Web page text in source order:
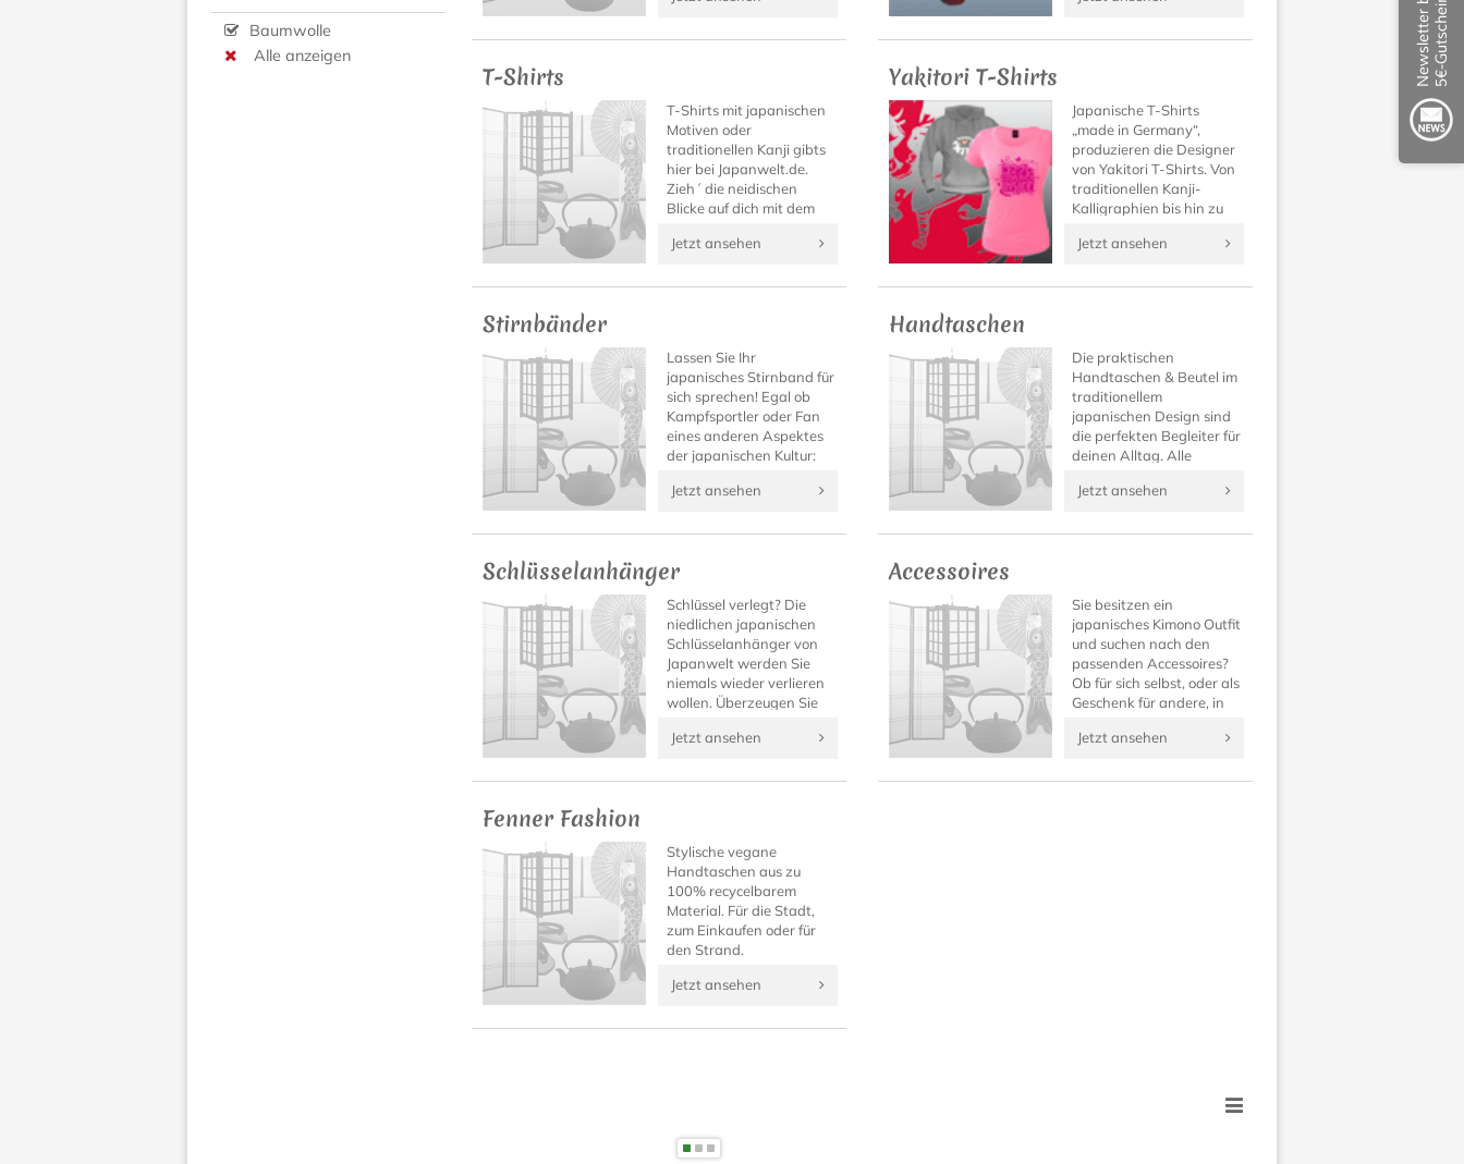
Japanwelt.
selbst!
T-Shirts
T-Shirts mit japanischen
Motiven oder
traditionellen Kanji gibts
hier bei Japanwelt.de.
Zieh´ die neidischen
Blicke auf dich mit dem
Jetzt ansehen
Yakitori T-Shirts
Japanische T-Shirts
„made in Germany“,
produzieren die Designer
von Yakitori T-Shirts. Von
traditionellen Kanji-
Kalligraphien bis hin zu
sich für jeden Geschmack
Shirt.
Jetzt ansehen
Stirnbänder
Lassen Sie Ihr
japanisches Stirnband für
sich sprechen! Egal ob
Kampfsportler oder Fan
eines anderen Aspektes
der japanischen Kultur:
bestimmt das Kanji-
Motto!
Jetzt ansehen
Handtaschen
Die praktischen
Handtaschen & Beutel im
traditionellem
japanischen Design sind
die perfekten Begleiter für
deinen Alltag. Alle
verstaut.
Jetzt ansehen
Schlüsselanhänger
Schlüssel verlegt? Die
niedlichen japanischen
Schlüsselanhänger von
Japanwelt werden Sie
niemals wieder verlieren
wollen. Überzeugen Sie
einzigartigen
Accessoires!
Jetzt ansehen
Accessoires
Sie besitzen ein
japanisches Kimono Outfit
und suchen nach den
passenden Accessoires?
Ob für sich selbst, oder als
Geschenk für andere, in
japanische Geldbörsen,
und Anhänger.
Jetzt ansehen
Fenner Fashion
Stylische vegane
Handtaschen aus zu
100% recycelbarem
Material. Für die Stadt,
zum Einkaufen oder für
den Strand.
Jetzt ansehen
Baumwolle
Alle anzeigen